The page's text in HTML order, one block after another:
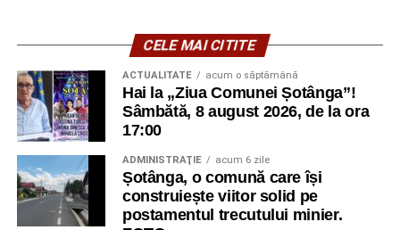
CELE MAI CITITE
ACTUALITATE acum o săptămână
Hai la „Ziua Comunei Șotânga”!
Sâmbătă, 8 august 2026, de la ora
17:00
ADMINISTRAŢIE acum 6 zile
Șotânga, o comună care își
construiește viitor solid pe
postamentul trecutului minier.